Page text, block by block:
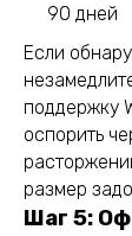
90 дней
Если
поддержку
оспорить
размер
Шаг 5: